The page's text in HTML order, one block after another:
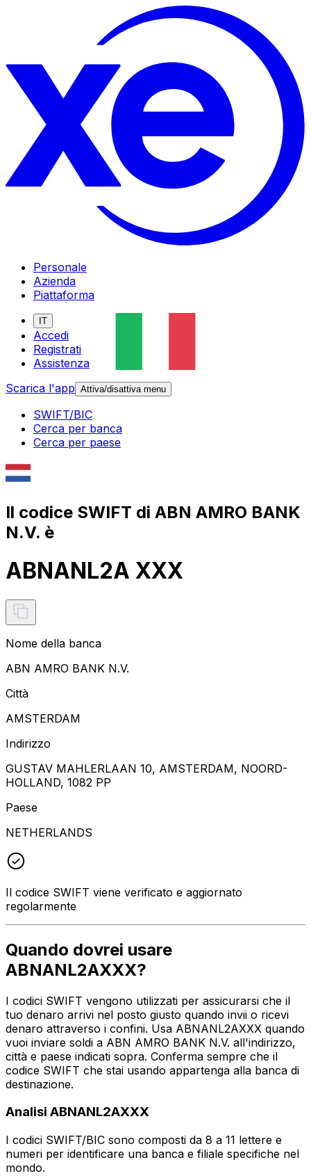
Personale
Azienda
Piattaforma
IT
Accedi
Registrati
Assistenza
Scarica l'app Attiva/disattiva menu
SWIFT/BIC
Cerca per banca
Cerca per paese
Il codice SWIFT di ABN AMRO BANK
N.V. è
ABNANL2A XXX
Nome della banca
ABN AMRO BANK N.V.
Città
AMSTERDAM
Indirizzo
GUSTAV MAHLERLAAN 10, AMSTERDAM, NOORD-
HOLLAND, 1082 PP
Paese
NETHERLANDS
Il codice SWIFT viene verificato e aggiornato
regolarmente
Quando dovrei usare
ABNANL2AXXX?
I codici SWIFT vengono utilizzati per assicurarsi che il
tuo denaro arrivi nel posto giusto quando invii o ricevi
denaro attraverso i confini. Usa ABNANL2AXXX quando
vuoi inviare soldi a ABN AMRO BANK N.V. all'indirizzo,
città e paese indicati sopra. Conferma sempre che il
codice SWIFT che stai usando appartenga alla banca di
destinazione.
Analisi ABNANL2AXXX
I codici SWIFT/BIC sono composti da 8 a 11 lettere e
numeri per identificare una banca e filiale specifiche nel
mondo.